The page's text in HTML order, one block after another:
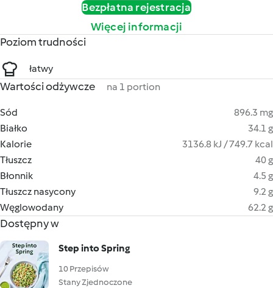
Bezpłatna rejestracja
Więcej informacji
Poziom trudności
łatwy
Wartości odżywcze na 1 portion
Sód
896.3 mg
Białko
34.1 g
Kalorie
3136.8 kJ / 749.7 kcal
Tłuszcz
40 g
Błonnik
4.5 g
Tłuszcz nasycony
9.2 g
Węglowodany
62.2 g
Dostępny w
Step into Spring
10 Przepisów
Stany Zjednoczone